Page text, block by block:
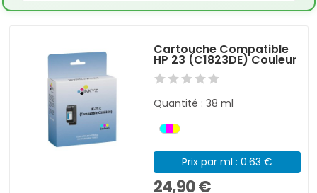
Cartouche Compatible
HP 23 (C1823DE) Couleur
Quantité : 38 ml
Prix par ml : 0.63 €
24,90 €